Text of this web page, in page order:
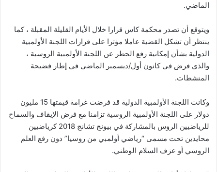
الماضي.
ويتوقع أن تصدر محكمة كاس قرارا خلال الأيام القليلة المقبلة ، كما
ينتظر أن تشكل القضية عاملا مؤثرا على قرارات اللجنة الأولمبية
الدولية بشأن إمكانية رفع الحظر عن اللجنة الأولمبية الروسية ،
والذي فرض في كانون أول/ديسمبر الماضي في إطار فضيحة
المنشطات.
وكانت اللجنة الأولمبية الدولية قد فرضت غرامة قيمتها 15 مليون
دولار على اللجنة الأولمبية الروسية تزامنا مع فرض الإيقاف والسماح
للرياضيين الروس بالمشاركة في بيونج تشانج 2018 كرياضيين
محايدين تحت مسمى “رياضي أولمبي من روسيا” دون رفع العلم
الروسي أو عزف السلام الوطني.